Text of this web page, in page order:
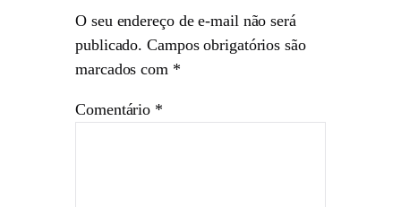
O seu endereço de e-mail não será
publicado. Campos obrigatórios são
marcados com *
Comentário *